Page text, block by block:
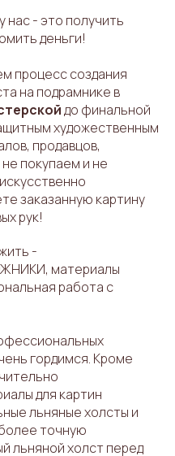
у нас - это получить
деньги!
процесс создания
на подрамнике в
до финальной
художественным
продавцов,
покупаем и не
заказанную картину
рук!
-
материалы
работа с
гордимся. Кроме
для картин
льняные холсты и
точную
льняной холст перед